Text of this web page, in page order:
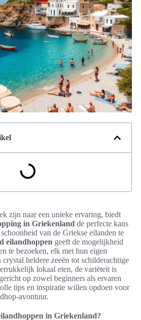
zijn naar een unieke ervaring, biedt
in Griekenland de perfecte kans
van de Griekse eilanden te
eilandhoppen geeft de mogelijkheid
te bezoeken, elk met hun eigen
heldere zeeën tot schilderachtige
lokaal eten, de variëteit is
op zowel beginners als ervaren
tips en inspiratie willen opdoen voor
avontuur.
in Griekenland?